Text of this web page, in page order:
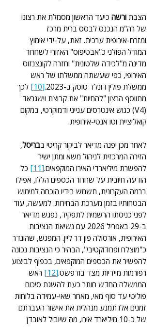
הצבת ורשה כיעד הראשון מסמלת את רצונו
של רה"מ הנכנס לבסס ברית מרכז
ומזרח-אירופית ערכית. זאת, על-ידי אימוץ
המודל הפולני כ"אבטיפוס" האזורי לשחרור
מדינה מ"לכידה שלטונית" וחזרה לקונצנזוס
האירופי, כפי שעשתה ממשלתו של ראש
ממשלת פולין דונלד טוסק ב-2023.
[10]
לכך
מתווסף הרצון "להחיות" את קבוצת וישגראד
(V4) כגוש אינטרסים ענייני ודמוקרטי, במקום
קואליציית וטו אנטי-אירופית.
לאחר מכן יפנה מדיאר לביקור קריטי בבריסל,
הזירה המרכזית לניהול משא ומתן ישיר
להפשרת מיליארדי האירו המוקפאים.[11]
כל
הודעה חיובית על שחרור הכספים הללו, אפילו
ברמה העקרונית, תשמש בידיו הוכחה למימוש
הבטחותיו בזמן מערכת הבחירות. למעשה, עוד
לפני כניסתו הרשמית לתפקיד, נפגש מדיאר
ב-29 באפריל 2026 עם נשיאת הנציבות
האירופית, אורסולה פון דר ליין. המפגש, שהוגדר
כ"מוצלח ופרודוקטיבי", הבהיר כי הנציבות נכונה
להפשיר את הכספים המוקפאים, בכפוף לביצוע
רפורמות מיידיות מצד בודפשט.[12]
ראש
הממשלה החדש חותר כעת להשגת סיכום
פוליטי עד סוף מאי, מאחר שאי-עמידה בלוחות
זמנים אלו תמנע מנהלית את אישור העברתם
של כ-10 מיליארד אירו, מה שיוביל לאובדן